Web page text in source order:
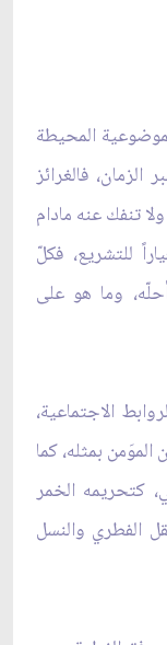
المحيطة
فالغرائز
تنفك عنه مادام
للتشريع، فكلّ
وما هو على
الاجتماعية،
الموَمن بمثله، كما
كتحريمه الخمر
الفطري والنسل